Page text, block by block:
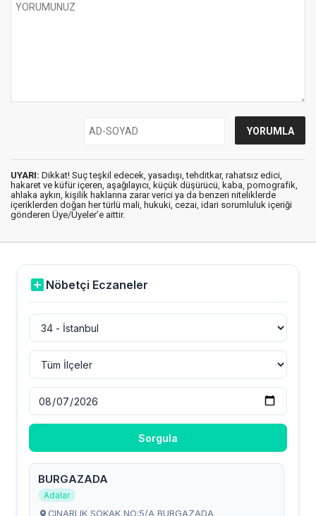
UYARI: Dikkat! Suç teşkil edecek, yasadışı, tehditkar, rahatsız edici,
hakaret ve küfür içeren, aşağılayıcı, küçük düşürücü, kaba, pornografik,
ahlaka aykırı, kişilik haklarına zarar verici ya da benzeri niteliklerde
içeriklerden doğan her türlü mali, hukuki, cezai, idari sorumluluk içeriği
gönderen Üye/Üyeler’e aittir.